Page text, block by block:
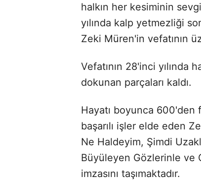
halkın her kesiminin
yılında kalp yetmezliği
Zeki Müren'in vefatının
Vefatının 28'inci yılında
dokunan parçaları kaldı.
Hayatı boyunca
başarılı işler elde eden
Ne Haldeyim, Şimdi
Büyüleyen Gözlerinle ve
imzasını taşımaktadır.